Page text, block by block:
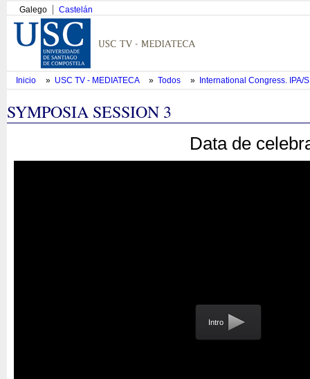
Galego Castelán
Inicio » USC TV - MEDIATECA » Todos » International Congress. IPA/
SYMPOSIA SESSION 3
Data de
Intro